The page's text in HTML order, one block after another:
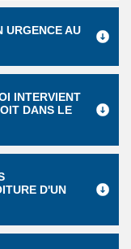
URGENCE AU
INTERVIENT
DANS LE
D'UN